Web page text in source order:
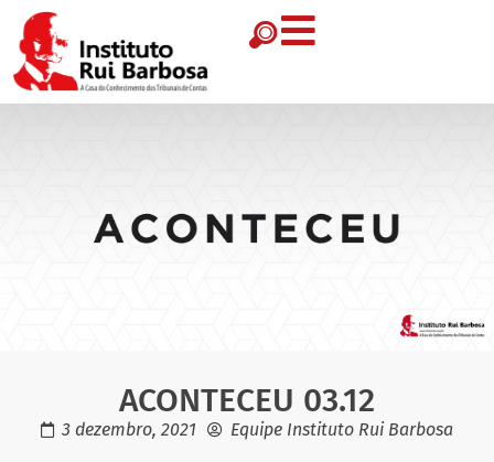
ACONTECEU 03.12
3 dezembro, 2021 Equipe Instituto Rui Barbosa